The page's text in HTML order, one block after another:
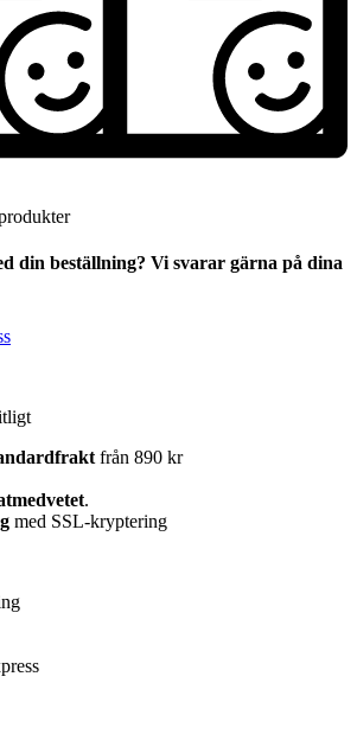
din beställning? Vi svarar gärna på dina
från 890 kr
.
med SSL-kryptering